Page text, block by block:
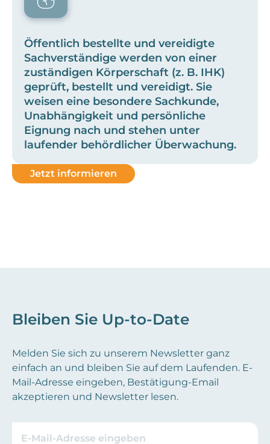
Öffentlich bestellte und vereidigte
Sachverständige werden von einer
zuständigen Körperschaft (z. B. IHK)
geprüft, bestellt und vereidigt. Sie
weisen eine besondere Sachkunde,
Unabhängigkeit und persönliche
Eignung nach und stehen unter
laufender behördlicher Überwachung.
Jetzt informieren
Bleiben Sie Up-to-Date
Melden Sie sich zu unserem Newsletter ganz
einfach an und bleiben Sie auf dem Laufenden. E-
Mail-Adresse eingeben, Bestätigung-Email
akzeptieren und Newsletter lesen.